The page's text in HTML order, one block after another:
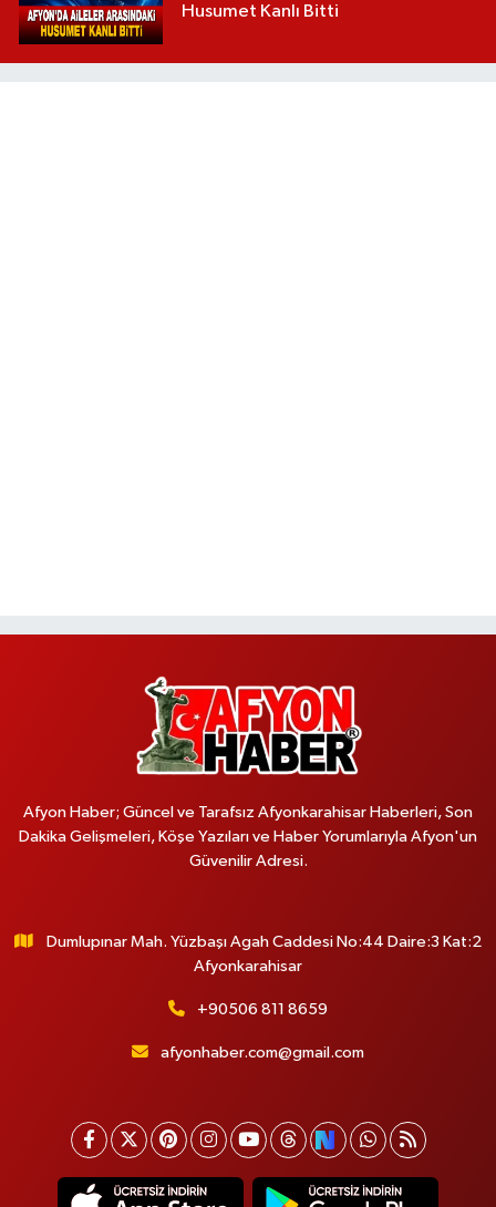
Husumet Kanlı Bitti
Afyon Haber; Güncel ve Tarafsız Afyonkarahisar Haberleri, Son
Dakika Gelişmeleri, Köşe Yazıları ve Haber Yorumlarıyla Afyon'un
Güvenilir Adresi.
Dumlupınar Mah. Yüzbaşı Agah Caddesi No:44 Daire:3 Kat:2
Afyonkarahisar
+90506 811 8659
afyonhaber.com@gmail.com